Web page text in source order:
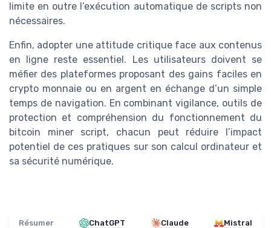
limite en outre l’exécution automatique de scripts non
nécessaires.
Enfin, adopter une attitude critique face aux contenus
en ligne reste essentiel. Les utilisateurs doivent se
méfier des plateformes proposant des gains faciles en
crypto monnaie ou en argent en échange d’un simple
temps de navigation. En combinant vigilance, outils de
protection et compréhension du fonctionnement du
bitcoin miner script, chacun peut réduire l’impact
potentiel de ces pratiques sur son calcul ordinateur et
sa sécurité numérique.
Résumer ChatGPT Claude Mistral